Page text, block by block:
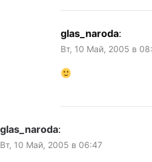
glas_naroda:
Вт, 10 Май, 2005 в
glas_naroda:
Вт, 10 Май, 2005 в 06:47